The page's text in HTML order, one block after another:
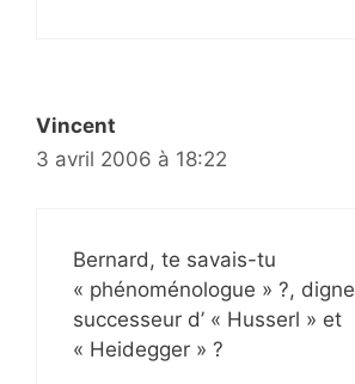
Vincent
3 avril 2006 à 18:22
Bernard, te savais-tu
« phénoménologue » ?, digne
successeur d’ « Husserl » et
« Heidegger » ?